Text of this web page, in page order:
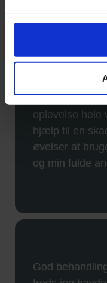
Virkelig en
oplevelse hele
hjælp til en
øvelser at
og min fulde
God